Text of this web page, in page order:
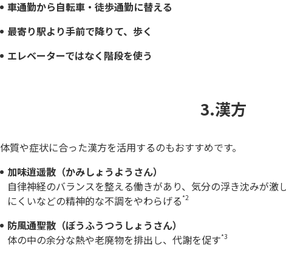
車通勤から自転車・徒歩通勤に替える
最寄り駅より手前で降りて、歩く
エレベーターではなく階段を使う
3.漢方
体質や症状に合った漢方を活用するのもおすすめです。
加味逍遥散（かみしょうようさん）
自律神経のバランスを整える働きがあり、気分の浮き沈みが激
にくいなどの精神的な不調をやわらげる*2
防風通聖散（ぼうふうつうしょうさん）
体の中の余分な熱や老廃物を排出し、代謝を促す*3